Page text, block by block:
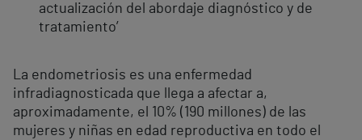
actualización del abordaje diagnóstico y de
tratamiento’
La endometriosis es una enfermedad
infradiagnosticada que llega a afectar a,
aproximadamente, el 10% (190 millones) de las
mujeres y niñas en edad reproductiva en todo el